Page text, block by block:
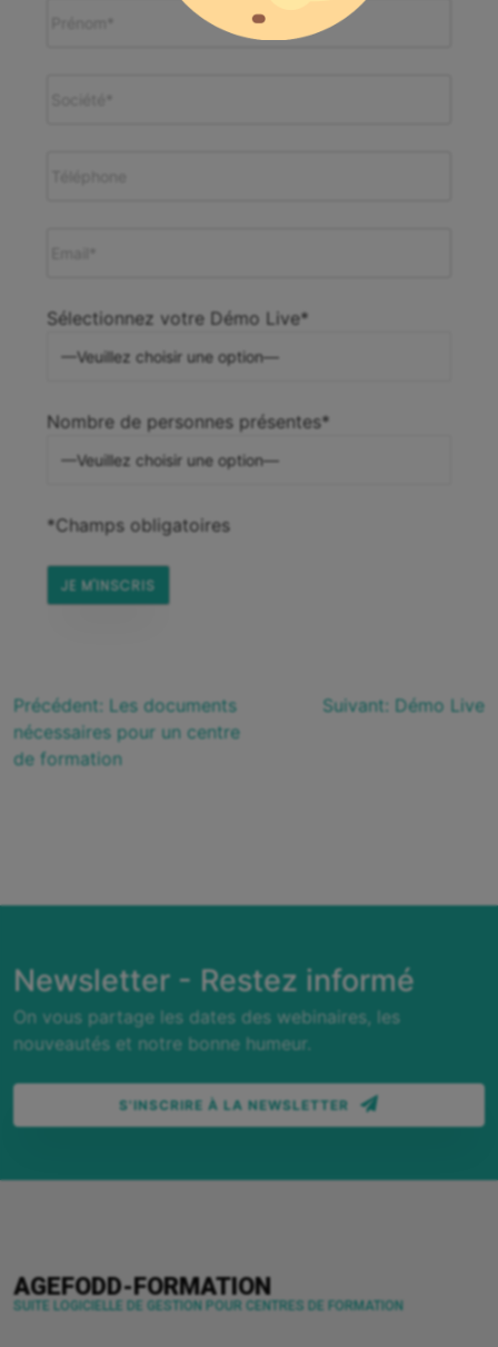
Sélectionnez votre Démo Live*
Nombre de personnes présentes*
*Champs obligatoires
Précédent: Les documents
nécessaires pour un centre
de formation
Suivant: Démo Live
Newsletter - Restez informé
On vous partage les dates des webinaires, les
nouveautés et notre bonne humeur.
S'INSCRIRE À LA NEWSLETTER
AGEFODD-FORMATION
SUITE LOGICIELLE DE GESTION POUR CENTRES DE FORMATION